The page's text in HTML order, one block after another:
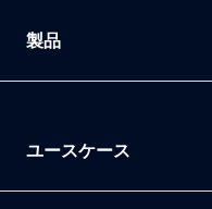
製品
ユースケース